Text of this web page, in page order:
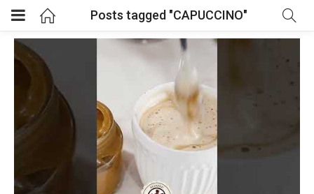
Posts tagged "CAPUCCINO"